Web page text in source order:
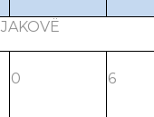
0 6